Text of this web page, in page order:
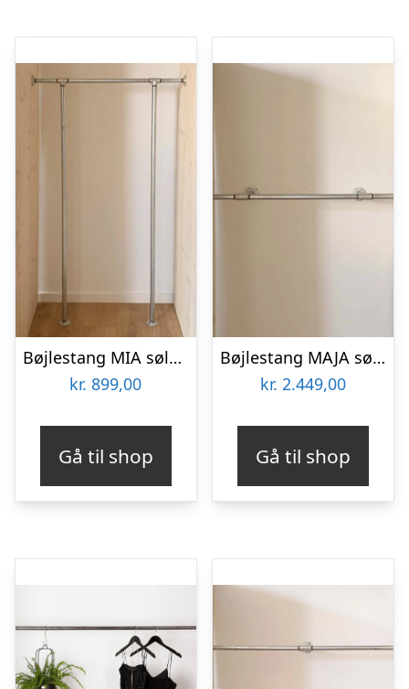
Bøjlestang MIA sølv med hylde (hylden er ikke vist på billedet)
kr. 899,00
Gå til shop
Bøjlestang MAJA sølv med messing | Bestil på specialmål
kr. 2.449,00
Gå til shop